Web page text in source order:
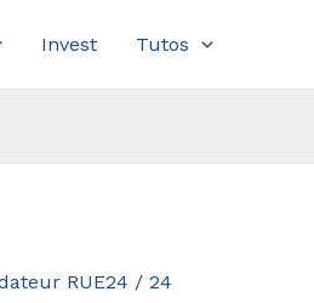
Invest Tutos
RUE24 / 24